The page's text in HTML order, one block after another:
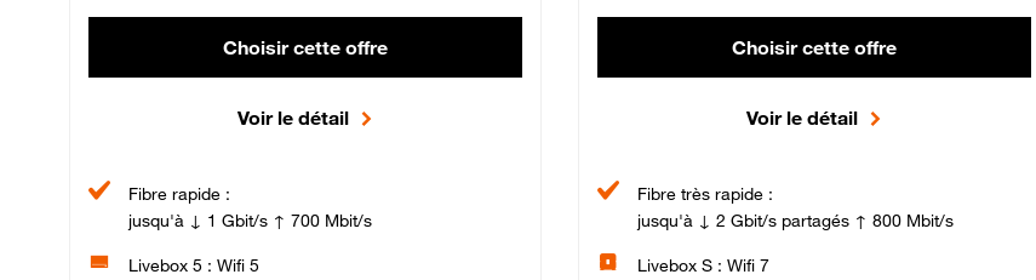
Choisir cette offre
Voir le détail
Fibre rapide :
jusqu'à ↓ 1 Gbit/s ↑ 700 Mbit/s
Livebox 5 : Wifi 5
Choisir cette offre
Voir le détail
Fibre très rapide :
jusqu'à ↓ 2 Gbit/s partagés ↑ 800 Mbit/s
Livebox S : Wifi 7